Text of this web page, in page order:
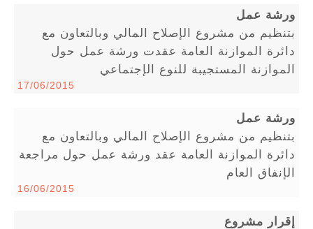
ورشة عمل
بتنظيم من مشروع الإصلاح المالي وبالتعاون مع
دائرة الموازنة العامة عقدت ورشة عمل حول
الموازنة المستجيبة للنوع الإجتماعي
17/06/2015
ورشة عمل
بتنظيم من مشروع الإصلاح المالي وبالتعاون مع
دائرة الموازنة العامة عقد ورشة عمل حول مراجعة
الإنفاق العام
16/06/2015
إقرار مشروع